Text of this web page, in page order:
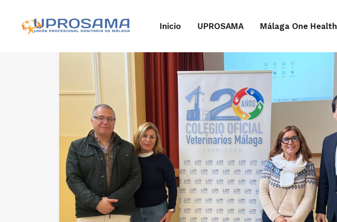
Inicio UPROSAMA Málaga One Health